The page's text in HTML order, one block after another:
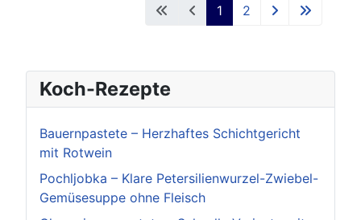
1 2
Koch-Rezepte
Bauernpastete – Herzhaftes Schichtgericht
mit Rotwein
Pochljobka – Klare Petersilienwurzel-Zwiebel-
Gemüsesuppe ohne Fleisch